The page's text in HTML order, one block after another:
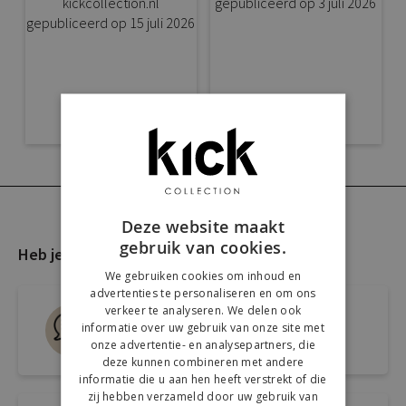
Heb je nog vragen?
Live chat
Snel antwoord op je vraag
Deze website maakt
gebruik van cookies.
We gebruiken cookies om inhoud en
advertenties te personaliseren en om ons
verkeer te analyseren. We delen ook
informatie over uw gebruik van onze site met
onze advertentie- en analysepartners, die
deze kunnen combineren met andere
informatie die u aan hen heeft verstrekt of die
zij hebben verzameld door uw gebruik van